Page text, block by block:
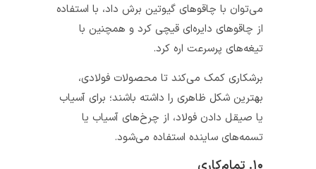
می‌توان با چاقوهای گیوتین برش داد، با استفاده
از چاقوهای دایره‌ای قیچی کرد و همچنین با
تیغه‌های پرسرعت اره کرد.
برشکاری کمک می‌کند تا محصولات فولادی،
بهترین شکل ظاهری را داشته باشند؛ برای آسیاب
یا صیقل دادن فولاد، از چرخ‌های آسیاب یا
تسمه‌های ساینده استفاده می‌شود.